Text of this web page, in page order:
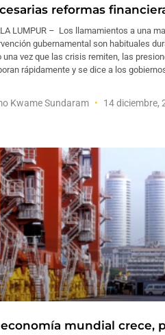
reformas
LUMPUR – Los llamamientos a una
gubernamental son habituales
una vez que las crisis remiten, las
rápidamente y se dice a los
Kwame Sundaram 14 diciembre,
economía mundial crece,